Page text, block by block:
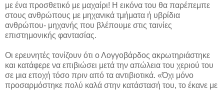
με ένα προσθετικό με μαχαίρι! Η εικόνα του θα παρέπεμπε
στους ανθρώπους με μηχανικά τμήματα ή υβρίδια
ανθρώπου- μηχανής που βλέπουμε στις ταινίες
επιστημονικής φαντασίας.
Οι ερευνητές τονίζουν ότι ο Λογγοβάρδος ακρωτηριάστηκε
και κατάφερε να επιβιώσει μετά την απώλεια του χεριού του
σε μια εποχή τόσο πριν από τα αντιβιοτικά. «Όχι μόνο
προσαρμόστηκε πολύ καλά στην κατάστασή του, το έκανε με